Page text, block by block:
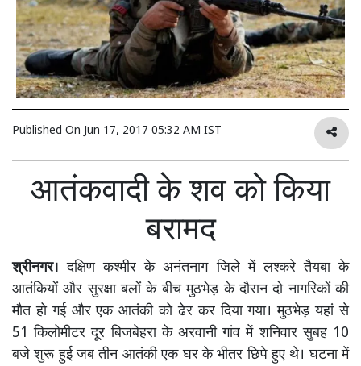
Published On Jun 17, 2017 05:32 AM IST
आतंकवादी के शव को किया
बरामद
श्रीनगर। दक्षिण कश्मीर के अनंतनाग जिले में लश्करे तैयबा के
आतंकियों और सुरक्षा बलों के बीच मुठभेड़ के दौरान दो नागरिकों की
मौत हो गई और एक आतंकी को ढेर कर दिया गया। मुठभेड़ यहां से
51 किलोमीटर दूर बिजबेहरा के अरवानी गांव में शनिवार सुबह 10
बजे शुरू हुई जब तीन आतंकी एक घर के भीतर छिपे हुए थे। घटना में